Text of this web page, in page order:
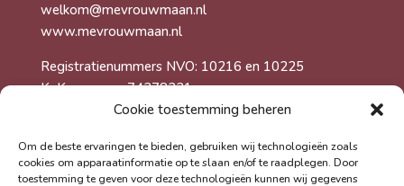
Cookie toestemming beheren
Om de beste ervaringen te bieden, gebruiken wij technologieën zoals
cookies om apparaatinformatie op te slaan en/of te raadplegen. Door
toestemming te geven voor deze technologieën kunnen wij gegevens
welkom@mevrouwmaan.nl
www.mevrouwmaan.nl
Registratienummers NVO: 10216 en 10225
KvK-nummer: 74278231